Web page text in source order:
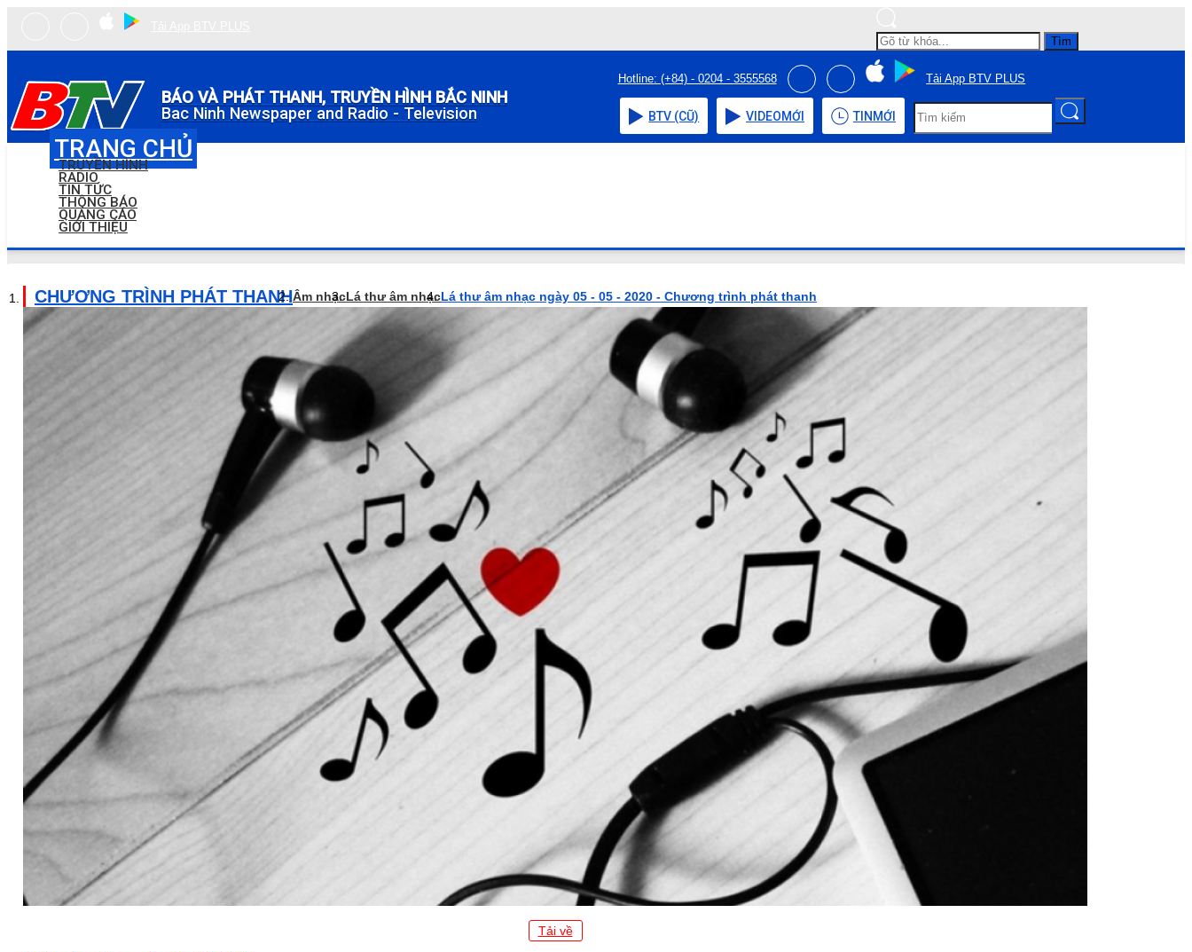
Tìm
BÁO VÀ PHÁT THANH, TRUYỀN HÌNH BẮC NINH
Bac Ninh Newspaper and Radio - Television
Hotline: (+84) - 0204 - 3555568 Tải App BTV PLUS
BTV (CŨ) VIDEOMỚI TIN MỚI
TRANG CHỦ
TRUYỀN HÌNH
RADIO
TIN TỨC
THÔNG BÁO
QUẢNG CÁO
GIỚI THIỆU
CHƯƠNG TRÌNH PHÁT THANHÂm nhạcLá thư âm nhạcLá thư âm nhạc ngày 05 - 05 - 2020 - Chương trình phát thanh
Tải về